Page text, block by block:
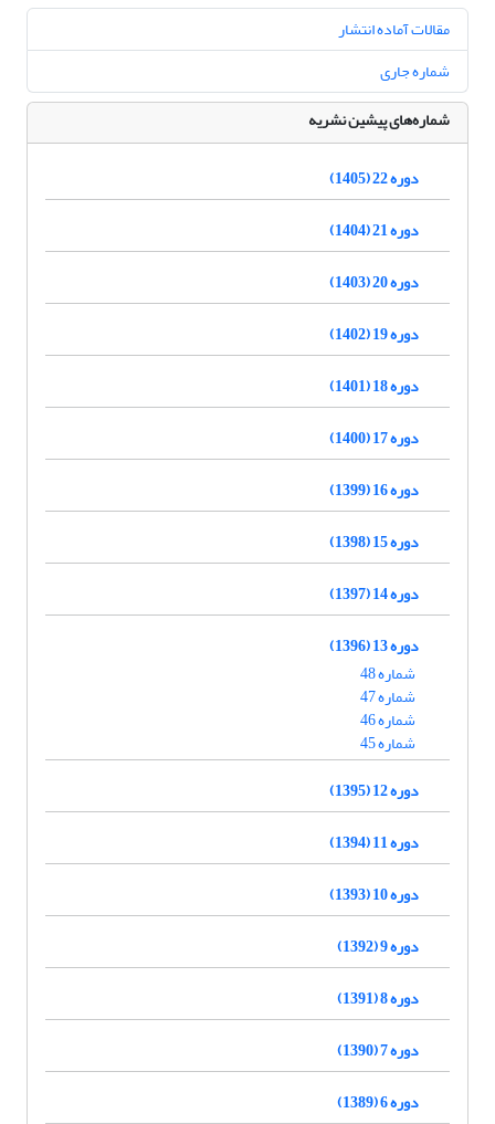
مقالات آماده انتشار
شماره جاری
شماره‌های پیشین نشریه
دوره 22 (1405)
دوره 21 (1404)
دوره 20 (1403)
دوره 19 (1402)
دوره 18 (1401)
دوره 17 (1400)
دوره 16 (1399)
دوره 15 (1398)
دوره 14 (1397)
دوره 13 (1396)
شماره 48
شماره 47
شماره 46
شماره 45
دوره 12 (1395)
دوره 11 (1394)
دوره 10 (1393)
دوره 9 (1392)
دوره 8 (1391)
دوره 7 (1390)
دوره 6 (1389)